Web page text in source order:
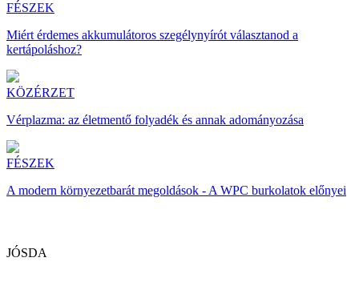
FÉSZEK
Miért érdemes akkumulátoros szegélynyírót választanod a
kertápoláshoz?
KÖZÉRZET
Vérplazma: az életmentő folyadék és annak adományozása
FÉSZEK
A modern környezetbarát megoldások - A WPC burkolatok előnyei
JÓSDA